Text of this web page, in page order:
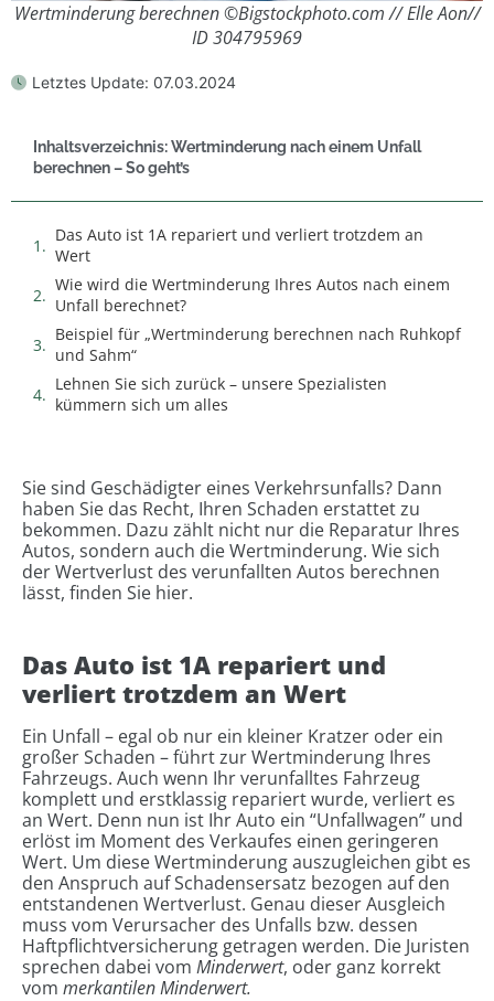
Wertminderung berechnen ©Bigstockphoto.com // Elle Aon//
ID 304795969
Letztes Update: 07.03.2024
Inhaltsverzeichnis: Wertminderung nach einem Unfall
berechnen – So geht’s
Das Auto ist 1A repariert und verliert trotzdem an
Wert
Wie wird die Wertminderung Ihres Autos nach einem
Unfall berechnet?
Beispiel für „Wertminderung berechnen nach Ruhkopf
und Sahm“
Lehnen Sie sich zurück – unsere Spezialisten
kümmern sich um alles
Sie sind Geschädigter eines Verkehrsunfalls? Dann
haben Sie das Recht, Ihren Schaden erstattet zu
bekommen. Dazu zählt nicht nur die Reparatur Ihres
Autos, sondern auch die Wertminderung. Wie sich
der Wertverlust des verunfallten Autos berechnen
lässt, finden Sie hier.
Das Auto ist 1A repariert und
verliert trotzdem an Wert
Ein Unfall – egal ob nur ein kleiner Kratzer oder ein
großer Schaden – führt zur Wertminderung Ihres
Fahrzeugs. Auch wenn Ihr verunfalltes Fahrzeug
komplett und erstklassig repariert wurde, verliert es
an Wert. Denn nun ist Ihr Auto ein “Unfallwagen” und
erlöst im Moment des Verkaufes einen geringeren
Wert. Um diese Wertminderung auszugleichen gibt es
den Anspruch auf Schadensersatz bezogen auf den
entstandenen Wertverlust. Genau dieser Ausgleich
muss vom Verursacher des Unfalls bzw. dessen
Haftpflichtversicherung getragen werden. Die Juristen
sprechen dabei vom Minderwert, oder ganz korrekt
vom merkantilen Minderwert.